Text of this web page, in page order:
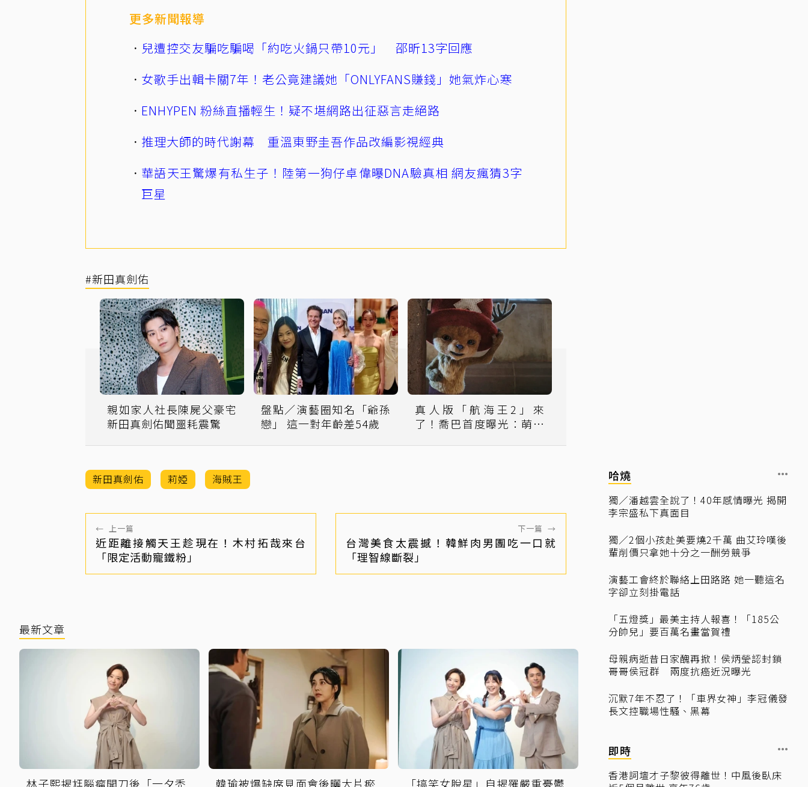
更多新聞報導
兒遭控交友騙吃騙喝「約吃火鍋只帶10元」 邵昕13字回應
女歌手出輯卡關7年！老公竟建議她「ONLYFANS賺錢」她氣炸心寒
ENHYPEN 粉絲直播輕生！疑不堪網路出征惡言走絕路
推理大師的時代謝幕 重溫東野圭吾作品改編影視經典
華語天王驚爆有私生子！陸第一狗仔卓偉曝DNA驗真相 網友瘋猜3字
巨星
#新田真劍佑
親如家人社長陳屍父豪宅
新田真劍佑聞噩耗震驚
盤點／演藝圈知名「爺孫
戀」 這一對年齡差54歲
真人版「航海王2」來
了！喬巴首度曝光：萌翻
新田真劍佑 莉婭 海賊王
← 上一篇
近距離接觸天王趁現在！木村拓哉來台
「限定活動寵鐵粉」
下一篇 →
台灣美食太震撼！韓鮮肉男團吃一口就
「理智線斷裂」
最新文章
林子熙揭尪腦瘤開刀後「一夕禿 韓瑜被爆缺席見面會後曬大片瘀 「搞笑女脫星」自揭罹嚴重憂鬱
哈燒
獨／潘越雲全說了！40年感情曝光 揭開
李宗盛私下真面目
獨／2個小孩赴美要燒2千萬 曲艾玲嘆後
輩削價只拿她十分之一酬勞競爭
演藝工會終於聯絡上田路路 她一聽這名
字卻立刻掛電話
「五燈獎」最美主持人報喜！「185公
分帥兒」要百萬名畫當賀禮
母親病逝昔日家醜再掀！侯炳瑩認封鎖
哥哥侯冠群 兩度抗癌近況曝光
沉默7年不忍了！「車界女神」李冠儀發
長文控職場性騷、黑幕
即時
香港詞壇才子黎彼得離世！中風後臥床